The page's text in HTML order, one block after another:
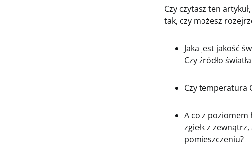
Czy czytasz ten
tak, czy możesz
Jaka jest jakość
Czy źródło
Czy temperatura
A co z poziomem
zgiełk z
pomieszczeniu?